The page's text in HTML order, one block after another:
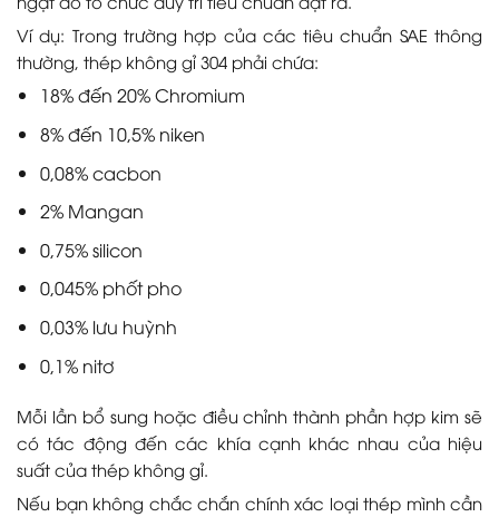
Ví dụ: Trong trường hợp của các tiêu chuẩn SAE thông
thường, thép không gỉ 304 phải chứa:
18% đến 20% Chromium
8% đến 10,5% niken
0,08% cacbon
2% Mangan
0,75% silicon
0,045% phốt pho
0,03% lưu huỳnh
0,1% nitơ
Mỗi lần bổ sung hoặc điều chỉnh thành phần hợp kim sẽ
có tác động đến các khía cạnh khác nhau của hiệu
suất của thép không gỉ.
Nếu bạn không chắc chắn chính xác loại thép mình cần